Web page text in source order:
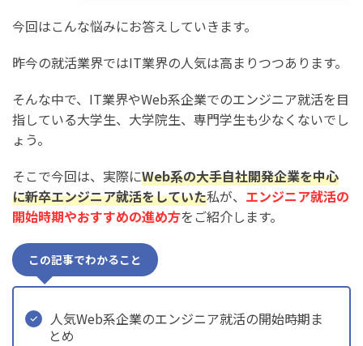
今回はこんな悩みにお答えしていきます。
昨今の就活業界ではIT業界の人気は高まりつつあります。
そんな中で、IT業界やWeb系企業でのエンジニア就活を目
指している大学生、大学院生、専門学生も少なくないでし
ょう。
そこで今回は、実際にWeb系の大手自社開発企業を中心
に新卒エンジニア就活をしていた私が、 エンジニア就活の
開始時期やおすすめの進め方をご紹介します。
この記事でわかること
人気Web系企業のエンジニア就活の開始時期ま
とめ